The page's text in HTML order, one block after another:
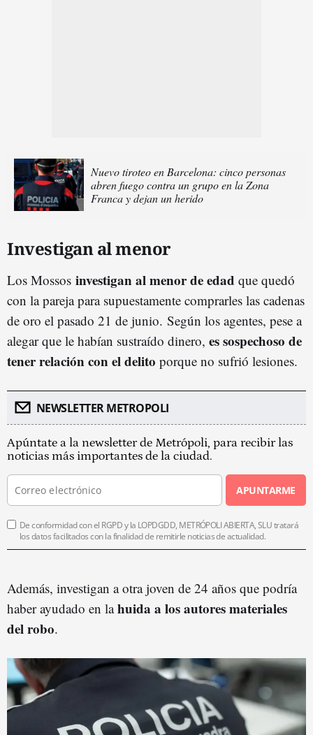
Nuevo tiroteo en Barcelona: cinco personas
abren fuego contra un grupo en la Zona
Franca y dejan un herido
Investigan al menor
Los Mossos investigan al menor de edad que quedó
con la pareja para supuestamente comprarles las cadenas
de oro el pasado 21 de junio. Según los agentes, pese a
alegar que le habían sustraído dinero, es sospechoso de
tener relación con el delito porque no sufrió lesiones.
NEWSLETTER METROPOLI
Apúntate a la newsletter de Metrópoli, para recibir las
noticias más importantes de la ciudad.
APUNTARME
De conformidad con el RGPD y la LOPDGDD, METRÓPOLI ABIERTA, SLU tratará
los datos facilitados con la finalidad de remitirle noticias de actualidad.
Además, investigan a otra joven de 24 años que podría
haber ayudado en lahuida a los autores materiales
del robo.